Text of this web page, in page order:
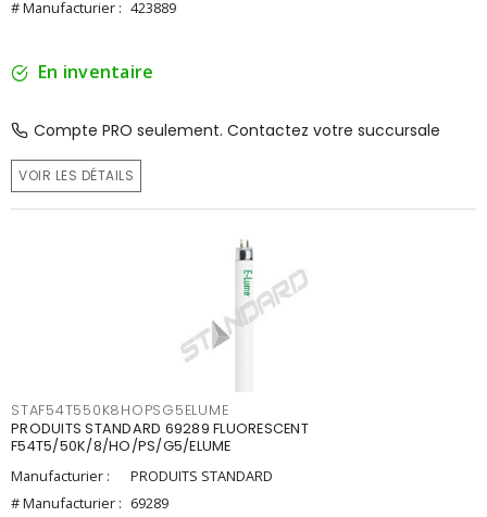
# Manufacturier : 423889
En inventaire
Compte PRO seulement. Contactez votre succursale
VOIR LES DÉTAILS
STAF54T550K8HOPSG5ELUME
PRODUITS STANDARD 69289 FLUORESCENT
F54T5/50K/8/HO/PS/G5/ELUME
Manufacturier :
PRODUITS STANDARD
# Manufacturier : 69289